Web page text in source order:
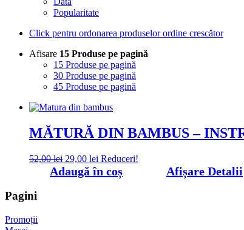
Popularitate
Click pentru ordonarea produselor ordine crescător
Afisare 15 Produse pe pagină
15 Produse pe pagină
30 Produse pe pagină
45 Produse pe pagină
MĂTURĂ DIN BAMBUS –
52,00lei Prețul
inițial
a
29,00 lei Prețul
curent
este:
Reduceri!
Adaugă în coș Afișare Detalii
Pagini
Promoții